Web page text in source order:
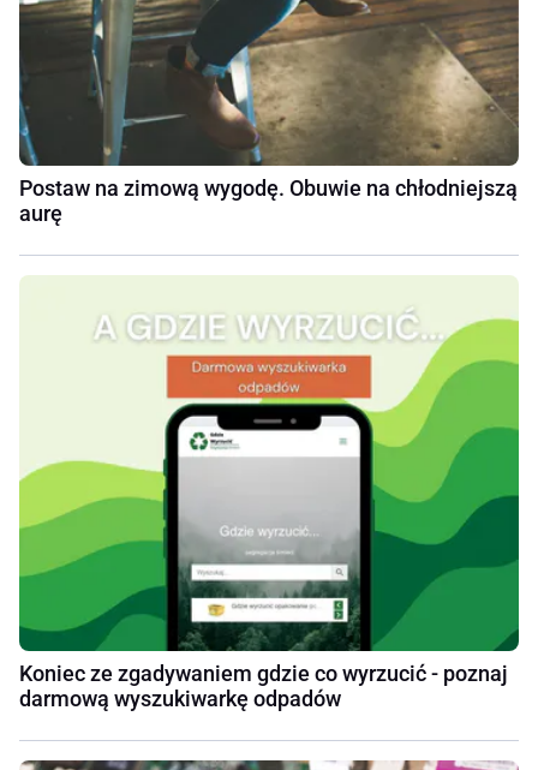
Postaw na zimową wygodę. Obuwie na chłodniejszą
aurę
Koniec ze zgadywaniem gdzie co wyrzucić - poznaj
darmową wyszukiwarkę odpadów